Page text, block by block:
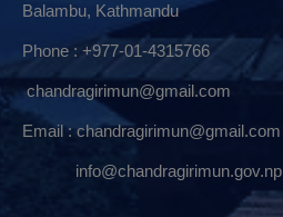
Balambu, Kathmandu
Phone : +977-01-4315766
chandragirimun@gmail.com
Email :chandragirimun@gmail.com
info@chandragirimun.gov.np